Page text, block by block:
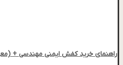
راهنمای خرید کفش ایمنی مهندسی +